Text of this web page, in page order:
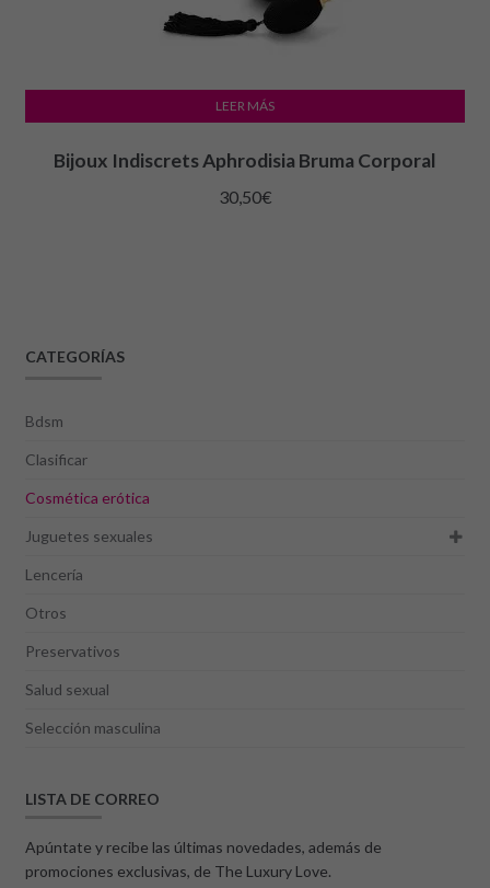
Bijoux Indiscrets Aphrodisia Bruma Corporal
30,50€
LEER MÁS
CATEGORÍAS
Bdsm
Clasificar
Cosmética erótica
Juguetes sexuales
Lencería
Otros
Preservativos
Salud sexual
Selección masculina
LISTA DE CORREO
Apúntate y recibe las últimas novedades, además de
promociones exclusivas, de The Luxury Love.